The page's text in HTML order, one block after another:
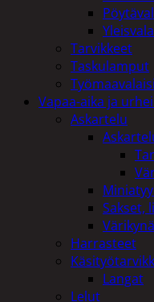
Tarvikkeet
Taskulamput
Vapaa-aika ja
Askartelu
Sakset,
Harrasteet
Langat
Lelut